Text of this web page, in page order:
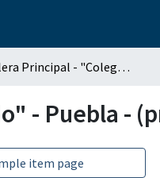
Escalera Principal - "Colegio del Estado" - Puebla - (propio)
- Puebla -
item page